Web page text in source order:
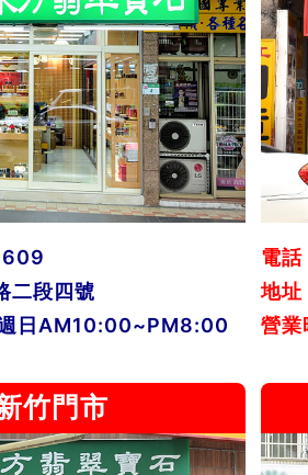
二段四號
日AM10:00~PM8:00
電話
地址
營業
竹門市